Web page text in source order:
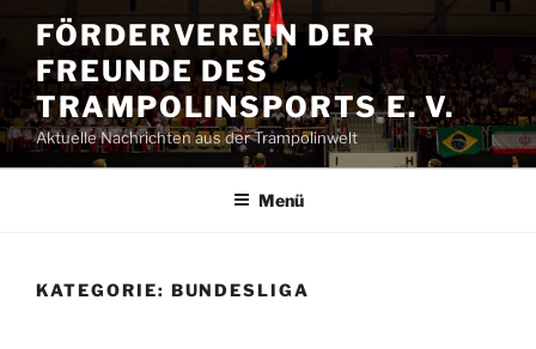
Inhalt
springen
FÖRDERVEREIN DER
FREUNDE DES
TRAMPOLINSPORTS E. V.
Aktuelle Nachrichten aus der Trampolinwelt
Menü
KATEGORIE: BUNDESLIGA